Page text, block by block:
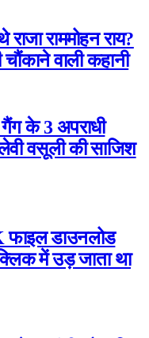
राममोहन राय?
वाली कहानी
के 3 अपराधी
वसूली की साजिश
फाइल डाउनलोड
में उड़ जाता था